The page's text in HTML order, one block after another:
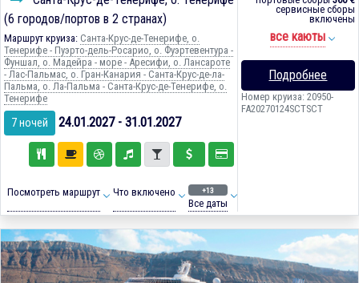
(6 городов/портов в 2 странах)
Маршрут круиза: Санта-Крус-де-Тенерифе, о.
Тенерифе - Пуэрто-дель-Росарио, о. Фуэртевентура -
Фуншал, о. Мадейра - море - Аресифи, о. Лансароте
- Лас-Пальмас, о. Гран-Канария - Санта-Крус-де-ла-
Пальма, о. Ла-Пальма - Санта-Крус-де-Тенерифе, о.
Тенерифе
7 ночей 24.01.2027 - 31.01.2027
Посмотреть маршрут Что включено +13
Все даты
сервисные сборы
включены
все каюты
Подробнее
Номер круиза: 20950-
FA20270124SCTSCT